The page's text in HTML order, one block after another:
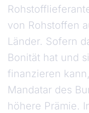
von Rohstoffen
Länder. Sofern
Bonität hat und
finanzieren
Mandatar des
höhere Prämie.